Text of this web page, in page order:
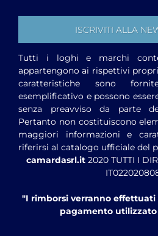
Tutti i loghi e marchi
appartengono ai rispettivi
caratteristiche sono
esemplificativo e possono
senza preavviso da parte
Pertanto non costituiscono
maggiori informazioni e
riferirsi al catalogo ufficiale del
camardasrl.it2020 TUTTI I
"I rimborsi verranno effettuati
pagamento utilizzato